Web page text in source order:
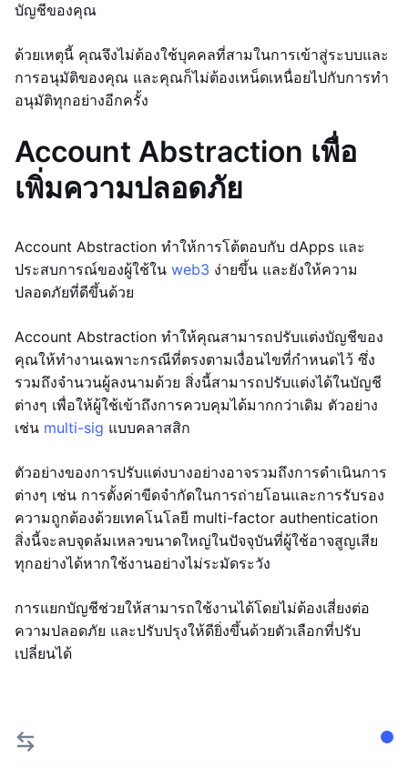
บัญชีของคุณ
ด้วยเหตุนี้ คุณจึงไม่ต้องใช้บุคคลที่สามในการเข้าสู่ระบบและ
การอนุมัติของคุณ และคุณก็ไม่ต้องเหน็ดเหนื่อยไปกับการทำ
อนุมัติทุกอย่างอีกครั้ง
Account Abstraction เพื่อ
เพิ่มความปลอดภัย
Account Abstraction ทำให้การโต้ตอบกับ dApps และ
ประสบการณ์ของผู้ใช้ใน web3 ง่ายขึ้น และยังให้ความ
ปลอดภัยที่ดีขึ้นด้วย
Account Abstraction ทำให้คุณสามารถปรับแต่งบัญชีของ
คุณให้ทำงานเฉพาะกรณีที่ตรงตามเงื่อนไขที่กำหนดไว้ ซึ่ง
รวมถึงจำนวนผู้ลงนามด้วย สิ่งนี้สามารถปรับแต่งได้ในบัญชี
ต่างๆ เพื่อให้ผู้ใช้เข้าถึงการควบคุมได้มากกว่าเดิม ตัวอย่าง
เช่น multi-sig แบบคลาสสิก
ตัวอย่างของการปรับแต่งบางอย่างอาจรวมถึงการดำเนินการ
ต่างๆ เช่น การตั้งค่าขีดจำกัดในการถ่ายโอนและการรับรอง
ความถูกต้องด้วยเทคโนโลยี multi-factor authentication
สิ่งนี้จะลบจุดล้มเหลวขนาดใหญ่ในปัจจุบันที่ผู้ใช้อาจสูญเสีย
ทุกอย่างได้หากใช้งานอย่างไม่ระมัดระวัง
การแยกบัญชีช่วยให้สามารถใช้งานได้โดยไม่ต้องเสี่ยงต่อ
ความปลอดภัย และปรับปรุงให้ดียิ่งขึ้นด้วยตัวเลือกที่ปรับ
เปลี่ยนได้